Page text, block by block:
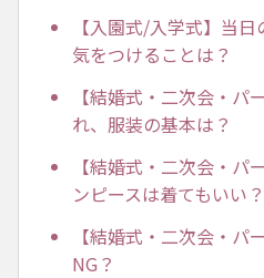
【入園式/入学式】当
気をつけることは？
【結婚式・二次会・パ
れ、服装の基本は？
【結婚式・二次会・パ
ンピースは着てもいい？
【結婚式・二次会・パ
NG？